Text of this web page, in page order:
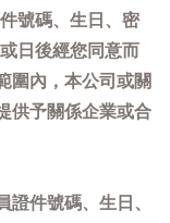
號碼、生日、密
日後經您同意而
圍內，本公司或關
供予關係企業或合
件號碼、生日、